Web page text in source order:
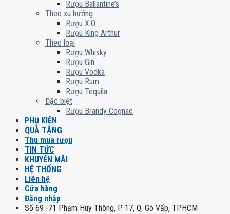
Rượu Ballantine’s
Theo xu hướng
Rượu X.O
Rượu King Arthur
Theo loại
Rượu Whisky
Rượu Gin
Rượu Vodka
Rượu Rum
Rượu Tequila
Đặc biệt
Rượu Brandy Cognac
PHỤ KIỆN
QUÀ TẶNG
Thu mua rượu
TIN TỨC
KHUYẾN MÃI
HỆ THỐNG
Liên hệ
Cửa hàng
Đăng nhập
Số 69 -71 Phạm Huy Thông, P. 17, Q. Gò Vấp, TPHCM